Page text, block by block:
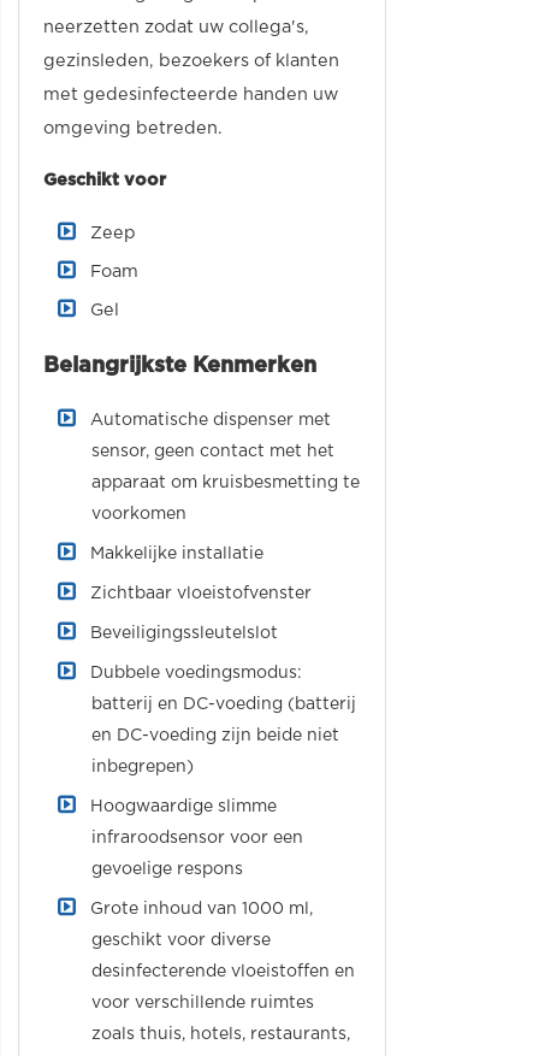
neerzetten zodat uw collega's,
gezinsleden, bezoekers of klanten
met gedesinfecteerde handen uw
omgeving betreden.
Geschikt voor
Zeep
Foam
Gel
Belangrijkste Kenmerken
Automatische dispenser met
sensor, geen contact met het
apparaat om kruisbesmetting te
voorkomen
Makkelijke installatie
Zichtbaar vloeistofvenster
Beveiligingssleutelslot
Dubbele voedingsmodus:
batterij en DC-voeding (batterij
en DC-voeding zijn beide niet
inbegrepen)
Hoogwaardige slimme
infraroodsensor voor een
gevoelige respons
Grote inhoud van 1000 ml,
geschikt voor diverse
desinfecterende vloeistoffen en
voor verschillende ruimtes
zoals thuis, hotels, restaurants,